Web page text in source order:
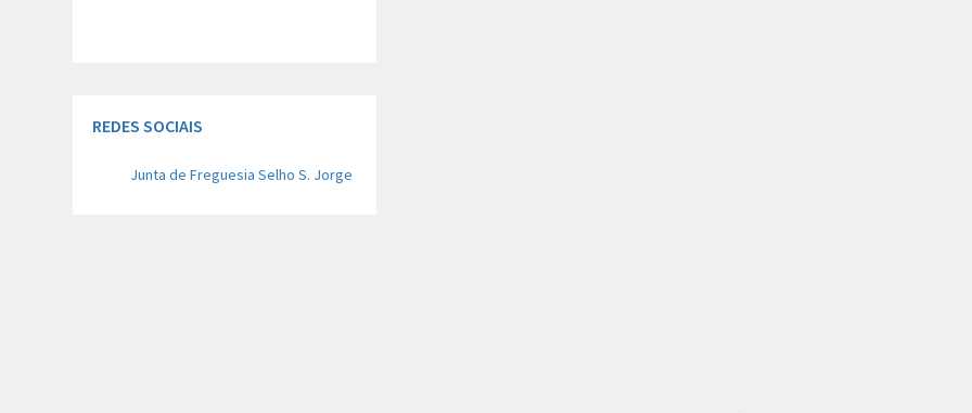
REDES SOCIAIS
Junta de Freguesia Selho S. Jorge